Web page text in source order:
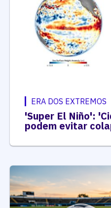
ERA DOS EXTREMOS
'Super El Niño':
podem evitar